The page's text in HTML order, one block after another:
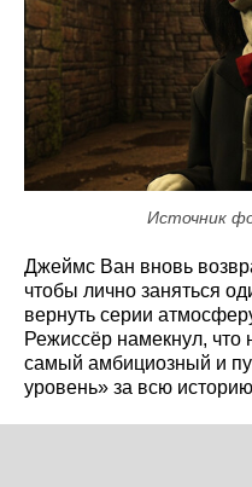
Источник
Джеймс Ван вновь
чтобы лично заняться
вернуть серии
Режиссёр намекнул, что
самый амбициозный и
уровень» за всю